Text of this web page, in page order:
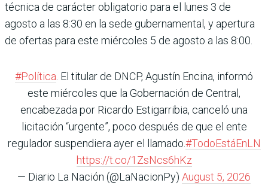
técnica de carác­ter obligatorio para el lunes 3 de
agosto a las 8:30 en la sede gubernamental, y apertura
de ofertas para este miérco­les 5 de agosto a las 8:00.
#Política . El titular de DNCP, Agustín Encina, informó
este miércoles que la Gobernación de Central,
encabezada por Ricardo Estigarribia, canceló una
licitación “urgente”, poco después de que el ente
regulador suspendiera ayer el llamado.#TodoEstáEnLN
https://t.co/1ZsNcs6hKz
— Diario La Nación (@LaNacionPy) August 5, 2026